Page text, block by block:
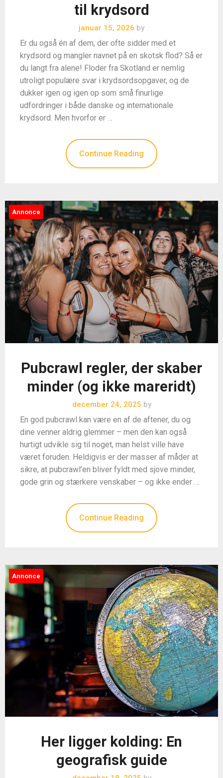
til krydsord
januar 15, 2026 by
Er du også én af dem, der ofte sidder med et
krydsord og mangler navnet på en skotsk flod? Så er
du langt fra alene! Floder fra Skotland er nemlig
utroligt populære svar i krydsordsopgaver, og de
dukker igen og igen op som små finurlige
udfordringer i både danske og internationale
krydsord. Men hvorfor er …
Continue Reading
Annonce
Pubcrawl regler, der skaber
minder (og ikke mareridt)
december 24, 2025 by
En god pubcrawl kan være en af de aftener, du og
dine venner aldrig glemmer – men den kan også
hurtigt udvikle sig til noget, man helst ville have
været foruden. Heldigvis er der masser af måder at
sikre, at pubcrawl’en bliver fyldt med sjove minder,
gode grin og stærkere venskaber – og ikke ender …
Continue Reading
Annonce
Her ligger kolding: En
geografisk guide